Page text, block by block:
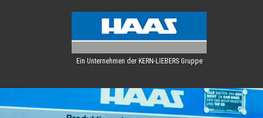
Ein Unternehmen der KERN-LIEBERS Gruppe